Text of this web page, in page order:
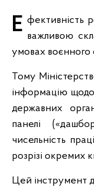
Ефективність роботи державних органів влади є важливою
умовах воєнного
Тому
інформацію щодо
державних
панелі
чисельність
розрізі окремих
Цей інструмент